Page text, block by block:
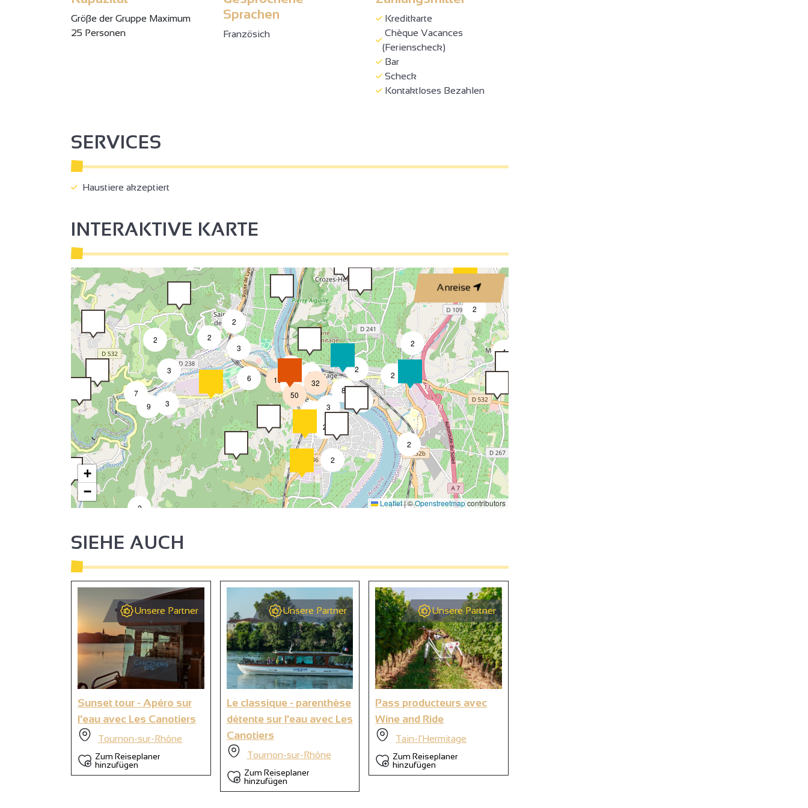
Gröβe der Gruppe Maximum
25 Personen
Sprachen
Französich
Kreditkarte
Chèque Vacances
(Ferienscheck)
Bar
Scheck
Kontaktloses Bezahlen
SERVICES
Haustiere akzeptiert
INTERAKTIVE KARTE
Anreise
2
2
6
9
4
2
2
2
2
2
4
2
3
2
2
2
8
7
2
3
3
9
2
3
6
4
18
2
8
3
50
32
+
−
Leaflet|©Openstreetmapcontributors
SIEHE AUCH
Unsere Partner
Sunset tour - Apéro sur
l'eau avec Les Canotiers
Tournon-sur-Rhône
Zum Reiseplaner
hinzufügen
Unsere Partner
Le classique - parenthèse
détente sur l'eau avec Les
Canotiers
Tournon-sur-Rhône
Zum Reiseplaner
hinzufügen
Unsere Partner
Pass producteurs avec
Wine and Ride
Tain-l'Hermitage
Zum Reiseplaner
hinzufügen